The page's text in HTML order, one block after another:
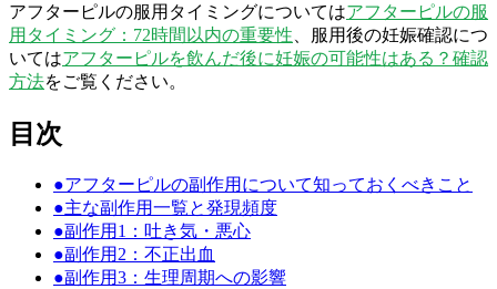
アフターピルの服用タイミングについてはアフターピルの服
用タイミング：72時間以内の重要性 、服用後の妊娠確認につ
いてはアフターピルを飲んだ後に妊娠の可能性はある？確認
方法をご覧ください。
目次
●アフターピルの副作用について知っておくべきこと
●主な副作用一覧と発現頻度
●副作用1：吐き気・悪心
●副作用2：不正出血
●副作用3：生理周期への影響